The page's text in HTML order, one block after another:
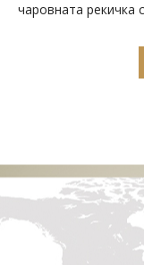
чаровната рекичка